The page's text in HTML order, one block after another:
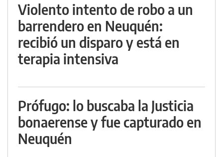
Violento intento de robo a un
barrendero en Neuquén:
recibió un disparo y está en
terapia intensiva
Prófugo: lo buscaba la Justicia
bonaerense y fue capturado en
Neuquén